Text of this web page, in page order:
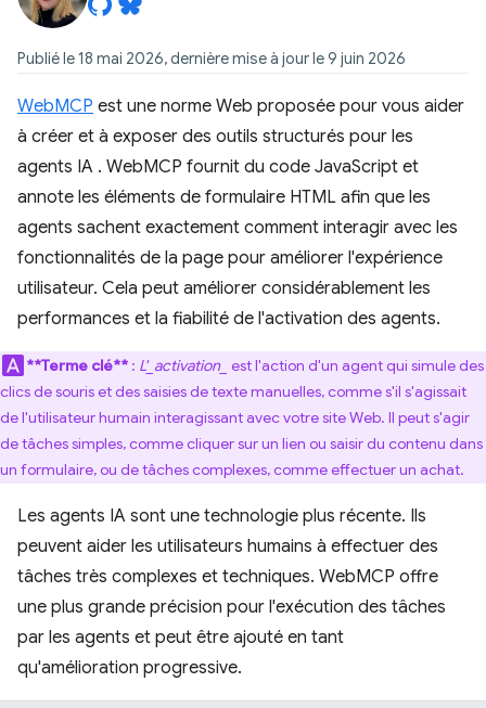
Publié le 18 mai 2026, dernière mise à jour le 9 juin 2026
WebMCP est une norme Web proposée pour vous aider
à créer et à exposer des outils structurés pour les
agents IA . WebMCP fournit du code JavaScript et
annote les éléments de formulaire HTML afin que les
agents sachent exactement comment interagir avec les
fonctionnalités de la page pour améliorer l'expérience
utilisateur. Cela peut améliorer considérablement les
performances et la fiabilité de l'activation des agents.
**Terme clé** : L'_activation_ est l'action d'un agent qui simule des
clics de souris et des saisies de texte manuelles, comme s'il s'agissait
de l'utilisateur humain interagissant avec votre site Web. Il peut s'agir
de tâches simples, comme cliquer sur un lien ou saisir du contenu dans
un formulaire, ou de tâches complexes, comme effectuer un achat.
Les agents IA sont une technologie plus récente. Ils
peuvent aider les utilisateurs humains à effectuer des
tâches très complexes et techniques. WebMCP offre
une plus grande précision pour l'exécution des tâches
par les agents et peut être ajouté en tant
qu'amélioration progressive.